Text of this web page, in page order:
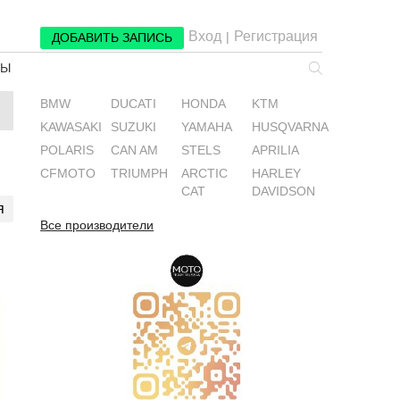
ДОБАВИТЬ ЗАПИСЬ Вход | Регистрация
BMW DUCATI HONDA
KTM
KAWASAKI
SUZUKI YAMAHA
HUSQVARNA
POLARIS
CAN AM STELS
APRILIA
CFMOTO
TRIUMPH
ARCTIC
CAT
HARLEY
DAVIDSON
Все производители